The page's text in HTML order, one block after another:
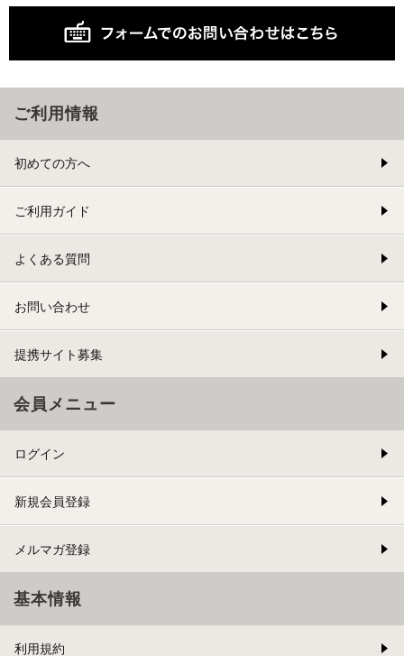
ご利用情報
初めての方へ
ご利用ガイド
よくある質問
お問い合わせ
提携サイト募集
会員メニュー
ログイン
新規会員登録
メルマガ登録
基本情報
利用規約